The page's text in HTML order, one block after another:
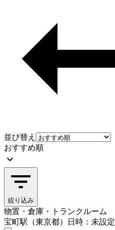
並び替え
おすすめ順
絞り込み
物置・倉庫・トランクルーム
宝町駅（東京都）
日時：未設定